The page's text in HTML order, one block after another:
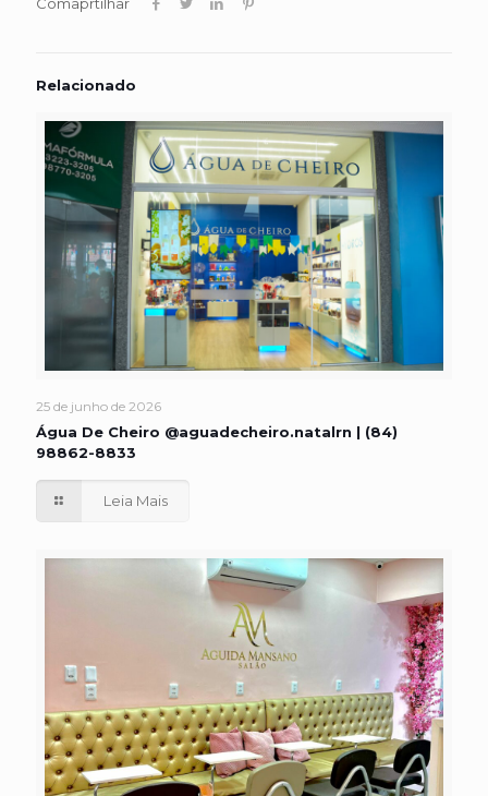
Relacionado
25 de junho de 2026
Água De Cheiro @aguadecheiro.natalrn | (84)
98862-8833
Leia Mais